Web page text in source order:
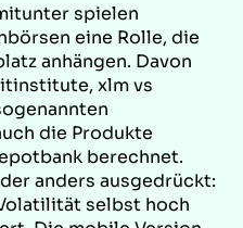
spielen
eine Rolle, die
anhängen. Davon
xlm vs
die Produkte
berechnet.
anders ausgedrückt:
selbst hoch